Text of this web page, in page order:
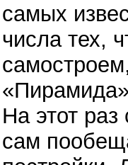
самых
числа тех,
На этот раз
сам